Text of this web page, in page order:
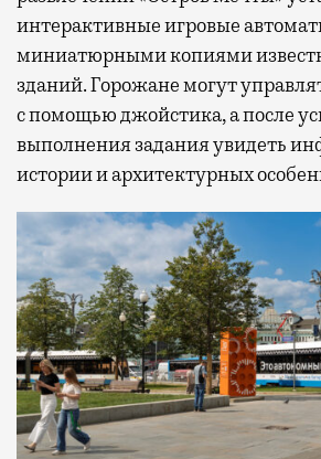
интерактивные игровые
миниатюрными копиями
зданий. Горожане могут
с помощью джойстика, а после
выполнения задания увидеть
истории и архитектурных